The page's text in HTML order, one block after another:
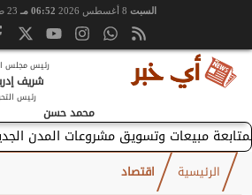
السبت 06:52 مـ 23 صفر 1448
رئيس مجلس
شريف
رئيس
محمد حسن
الرئيسية اقتصاد